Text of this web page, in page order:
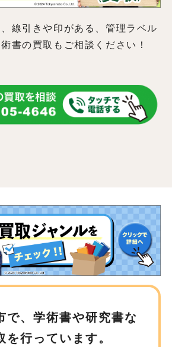
線引きや印がある、管理ラベル
書の買取もご相談ください！
で、学術書や研究書な
を行っています。